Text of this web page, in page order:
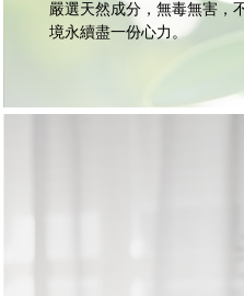
嚴選天然成分，無毒無害，
境永續盡一份心力。